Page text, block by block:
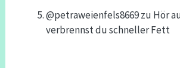
@petraweienfels8669zu Hör
verbrennst du schneller Fett